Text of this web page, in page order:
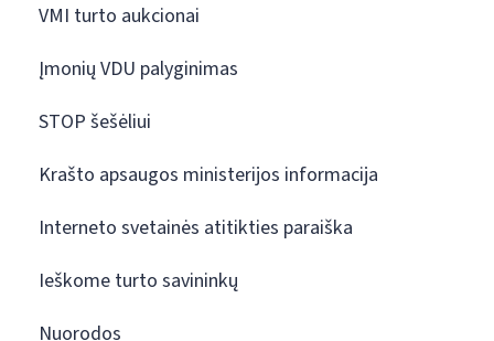
VMI turto aukcionai
Įmonių VDU palyginimas
STOP šešėliui
Krašto apsaugos ministerijos informacija
Interneto svetainės atitikties paraiška
Ieškome turto savininkų
Nuorodos